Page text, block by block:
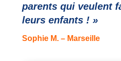
parents qui veulent
leurs enfants ! »
Sophie M. – Marseille